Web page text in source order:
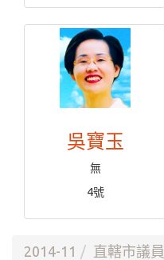
吳寶玉
無
4號
2014-11 直轄市議員